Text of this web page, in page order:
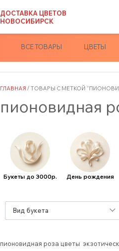
ДОСТАВКА ЦВЕТОВ
НОВОСИБИРСК
ВСЕ ТОВАРЫ ЦВЕТЫ
ГЛАВНАЯ / ТОВАРЫ С МЕТКОЙ
пионовидная
Букеты до 3000р. День рождения
Вид букета
пионовидная роза цветы